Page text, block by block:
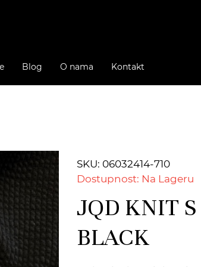
Blog O nama Kontakt
SKU: 06032414-710
Dostupnost: Na Lageru
JQD KNIT
BLACK